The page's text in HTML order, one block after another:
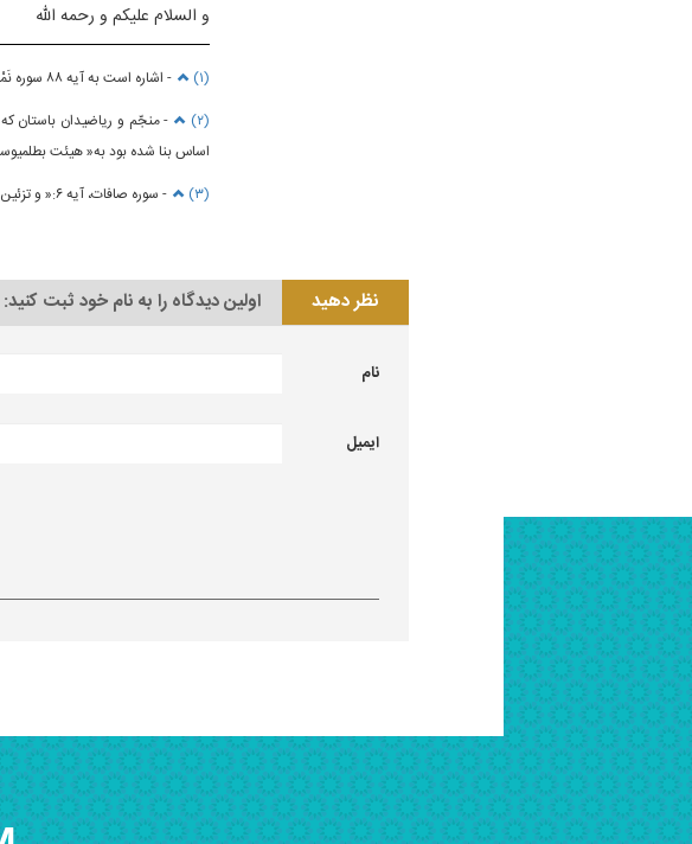
و السلام علیکم و رحمه الله‌
(۱)
- اشاره است به آیه ۸۸ سوره نَمْل‏
(۲)
- منجّم و ریاضیدان باستان
اساس بنا شده بود به« هیئت
(۳)
- سوره صافات، آیه ۶:« و تزئین کردیم آسمان را به زینت ستارگان».
نظر دهید اولین دیدگاه را به نام خود ثبت کنید:
نام
ایمیل